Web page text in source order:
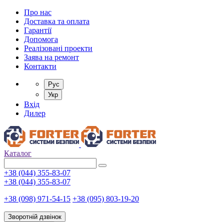
Про нас
Доставка та оплата
Гарантії
Допомога
Реалізовані проекти
Заява на ремонт
Контакти
Рус
Укр
Вхід
Дилер
Каталог
+38 (044) 355-83-07
+38 (044) 355-83-07
+38 (098) 971-54-15 +38 (095) 803-19-20
Зворотній дзвінок